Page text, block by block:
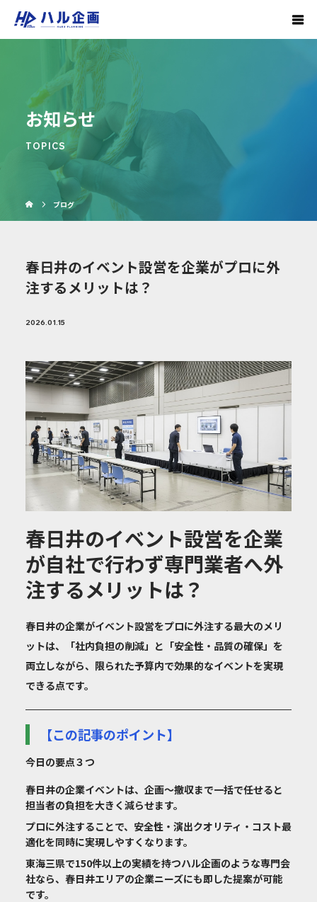
お知らせ
TOPICS
ブログ
春日井のイベント設営を企業がプロに外
注するメリットは？
2026.01.15
春日井のイベント設営を企業
が自社で行わず専門業者へ外
注するメリットは？
春日井の企業がイベント設営をプロに外注する最大のメリ
ットは、「社内負担の削減」と「安全性・品質の確保」を
両立しながら、限られた予算内で効果的なイベントを実現
できる点です。
【この記事のポイント】
今日の要点３つ
春日井の企業イベントは、企画〜撤収まで一括で任せると
担当者の負担を大きく減らせます。
プロに外注することで、安全性・演出クオリティ・コスト最
適化を同時に実現しやすくなります。
東海三県で150件以上の実績を持つハル企画のような専門会
社なら、春日井エリアの企業ニーズにも即した提案が可能
です。